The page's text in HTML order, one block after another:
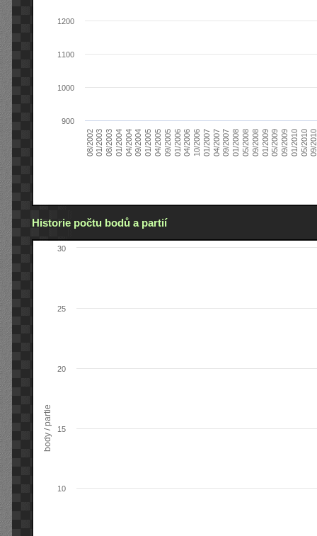
08/200201/200308/200301/200404/200409/200401/200504/200509/200501/200604/200610/200601/200704/200709/200701/200805/200809/200801/200905/200909/200901/201005/201009/
900
1000
1100
1200
Historie počtu bodů a partií
body / partie
10
20
15
25
30